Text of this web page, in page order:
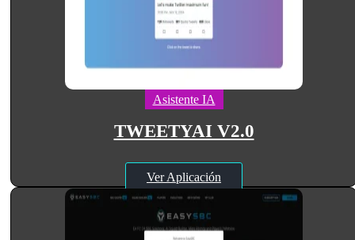
Asistente IA
TWEETYAI V2.0
Ver Aplicación